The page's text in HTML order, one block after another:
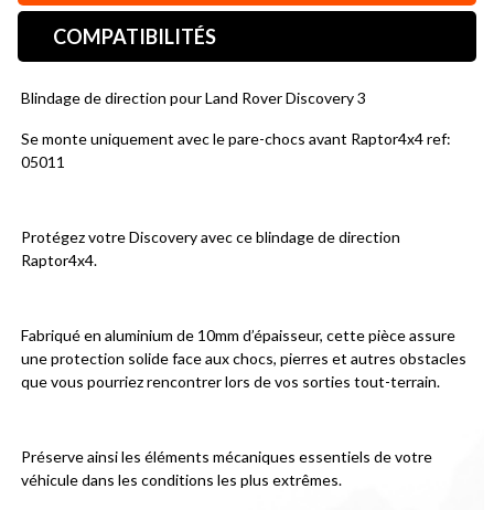
COMPATIBILITÉS
Blindage de direction pour Land Rover Discovery 3
Se monte uniquement avec le pare-chocs avant Raptor4x4 ref:
05011
Protégez votre Discovery avec ce blindage de direction
Raptor4x4.
Fabriqué en aluminium de 10mm d’épaisseur, cette pièce assure
une protection solide face aux chocs, pierres et autres obstacles
que vous pourriez rencontrer lors de vos sorties tout-terrain.
Préserve ainsi les éléments mécaniques essentiels de votre
véhicule dans les conditions les plus extrêmes.